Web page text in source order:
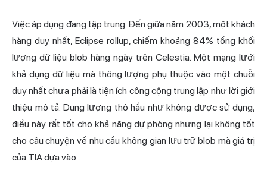
Việc áp dụng đang tập trung. Đến giữa năm 2003, một khách
hàng duy nhất, Eclipse rollup, chiếm khoảng 84% tổng khối
lượng dữ liệu blob hàng ngày trên Celestia. Một mạng lưới
khả dụng dữ liệu mà thông lượng phụ thuộc vào một chuỗi
duy nhất chưa phải là tiện ích công cộng trung lập như lời giới
thiệu mô tả. Dung lượng thô hầu như không được sử dụng,
điều này rất tốt cho khả năng dự phòng nhưng lại không tốt
cho câu chuyện về nhu cầu không gian lưu trữ blob mà giá trị
của TIA dựa vào.